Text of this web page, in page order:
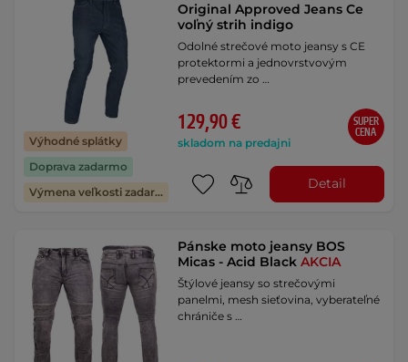
Výhodné splátky
Doprava zadarmo
Výmena veľkosti zadarmo
Original Approved Jeans Ce
voľný strih indigo
Odolné strečové moto jeansy s CE
protektormi a jednovrstvovým
prevedením zo …
129,90 €
skladom na predajni
SUPER
CENA
Detail
Pánske moto jeansy BOS
Micas - Acid BlackAKCIA
Štýlové jeansy so strečovými
panelmi, mesh sieťovina, vyberateľné
chrániče s …